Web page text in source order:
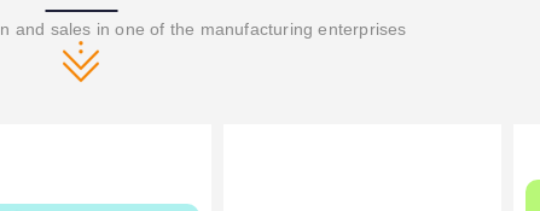
and sales in one of the manufacturing enterprises